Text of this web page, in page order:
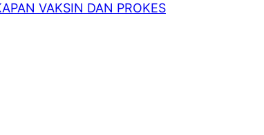
VAKSIN DAN PROKES